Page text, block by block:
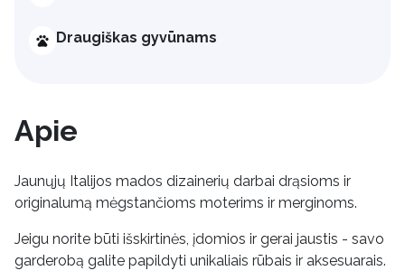
Draugiškas gyvūnams
Apie
Jaunųjų Italijos mados dizainerių darbai drąsioms ir
originalumą mėgstančioms moterims ir merginoms.
Jeigu norite būti išskirtinės, įdomios ir gerai jaustis - savo
garderobą galite papildyti unikaliais rūbais ir aksesuarais.